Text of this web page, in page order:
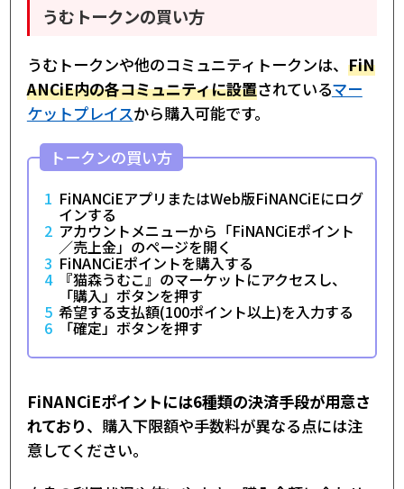
うむトークンの買い方
うむトークンや他のコミュニティトークンは、 FiN
ANCiE内の各コミュニティに設置されているマー
ケットプレイスから購入可能です。
トークンの買い方
FiNANCiEアプリまたはWeb版FiNANCiEにログ
インする
アカウントメニューから「FiNANCiEポイント
／売上金」のページを開く
FiNANCiEポイントを購入する
『猫森うむこ』のマーケットにアクセスし、
「購入」ボタンを押す
希望する支払額(100ポイント以上)を入力する
「確定」ボタンを押す
FiNANCiEポイントには6種類の決済手段が用意さ
れており、購入下限額や手数料が異なる点には注
意してください。